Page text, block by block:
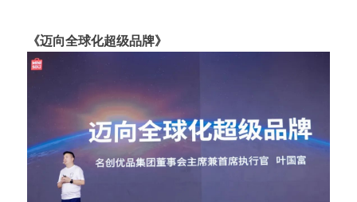
《迈向全球化超级品牌》